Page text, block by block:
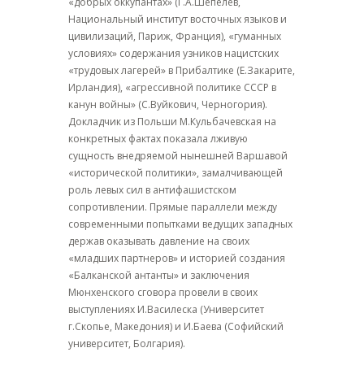
Национальный институт восточных языков и
цивилизаций, Париж, Франция), «гуманных
условиях» содержания узников нацистских
«трудовых лагерей» в Прибалтике (Е.Закарите,
Ирландия), «агрессивной политике СССР в
канун войны» (С.Вуйкович, Черногория).
Докладчик из Польши М.Кульбачевская на
конкретных фактах показала лживую
сущность внедряемой нынешней Варшавой
«исторической политики», замалчивающей
роль левых сил в антифашистском
сопротивлении. Прямые параллели между
современными попытками ведущих западных
держав оказывать давление на своих
«младших партнеров» и историей создания
«Балканской антанты» и заключения
Мюнхенского сговора провели в своих
выступлениях И.Василеска (Университет
г.Скопье, Македония) и И.Баева (Софийский
университет, Болгария).